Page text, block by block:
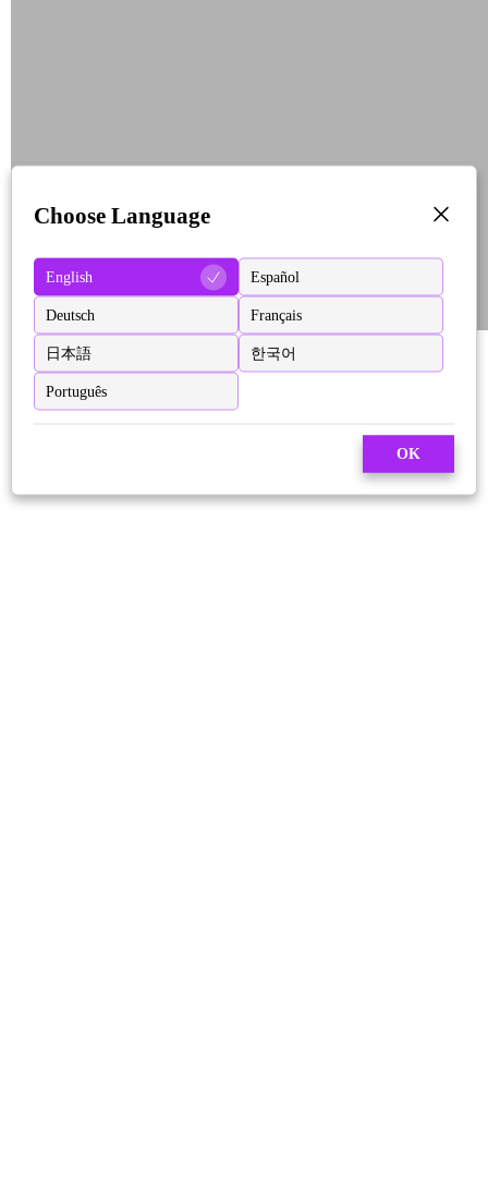
Choose Language
English Español
Deutsch Français
日本語 한국어
Português
OK